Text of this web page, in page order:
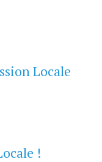
Locale
!